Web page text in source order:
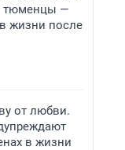
тюменцы —
жизни после
от любви.
в жизни